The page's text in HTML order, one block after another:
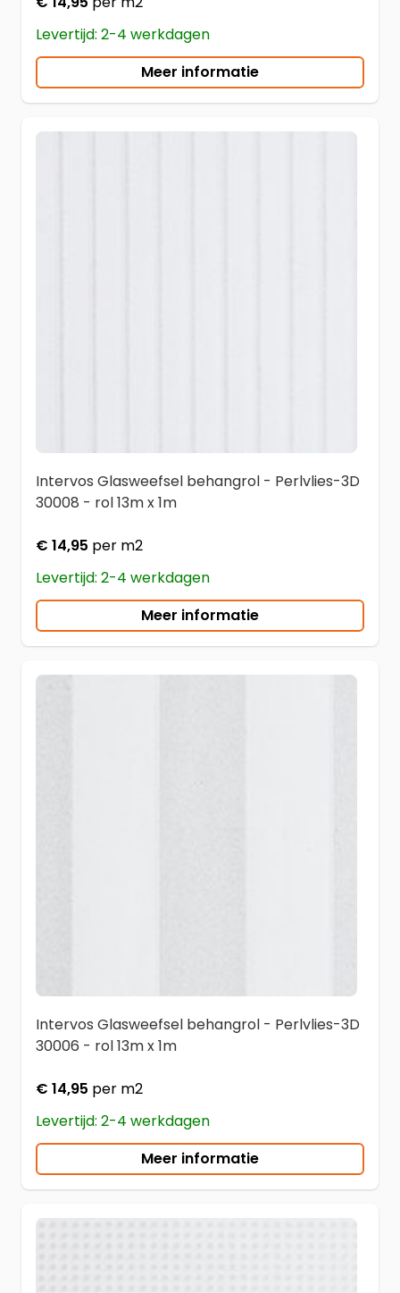
Levertijd: 2-4 werkdagen
Meer informatie
Intervos Glasweefsel behangrol - Perlvlies-3D
30008 - rol 13m x 1m
€ 14,95 per m2
Levertijd: 2-4 werkdagen
Meer informatie
Intervos Glasweefsel behangrol - Perlvlies-3D
30006 - rol 13m x 1m
€ 14,95 per m2
Levertijd: 2-4 werkdagen
Meer informatie